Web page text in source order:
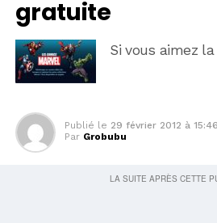
gratuite
Si vous aimez la
Publié le 29 février 2012 à 15:46
Par Grobubu